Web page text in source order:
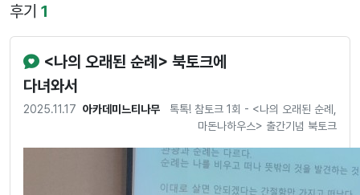
후기 1
<나의 오래된 순례> 북토크에
다녀와서
2025.11.17 아카데미느티나무
톡톡! 참토크 1회 - <나의 오래된 순례,
마돈나하우스> 출간기념 북토크